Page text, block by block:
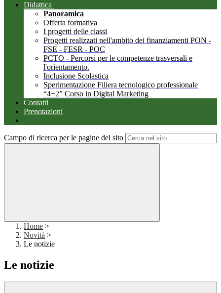
Didattica
Panoramica
Offerta formativa
I progetti delle classi
Progetti realizzati nell'ambito dei finanziamenti PON -
FSE - FESR - POC
PCTO - Percorsi per le competenze trasversali e
l'orientamento.
Inclusione Scolastica
Sperimentazione Filiera tecnologico professionale
“4+2” Corso in Digital Marketing
Contatti
Prenotazioni
Campo di ricerca per le pagine del sito
Home >
Novità >
Le notizie
Le notizie